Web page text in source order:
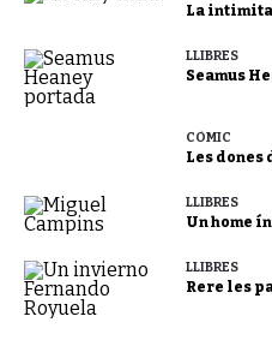
La
LLIBRES
Seamus
CÒMIC
Les dones
LLIBRES
Un home
LLIBRES
Rere les